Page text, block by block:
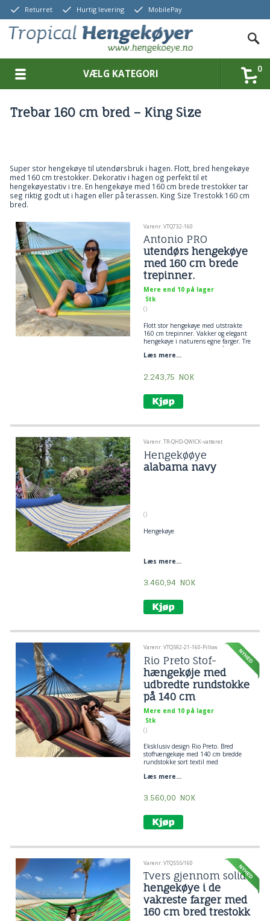
Returret Hurtig levering MobilePay
0
VÆLG KATEGORI
Trebar 160 cm bred – King Size
Super stor hengekøye til utendørsbruk i hagen. Flott, bred hengekøye
med 160 cm trestokker. Dekorativ i hagen og perfekt til et
hengekøyestativ i tre. En hengekøye med 160 cm brede trestokker tar
seg riktig godt ut i hagen eller på terassen. King Size Trestokk 160 cm
bred.
Varenr. VTQ732-160
Antonio PRO
utendørs hengekøye
med 160 cm brede
trepinner.
Mere end 10 på lager
Stk
()
Flott stor hengekøye med utstrakte
160 cm trepinner. Vakker og elegant
hengekøye i naturens egne farger. Tre
eucalypsos treet med bred på 160 cm.
Hengekøye stoff er egnet for utendørs
Læs mere...
2.243,75 NOK
Varenr. TR-QHD-QWICK-vatteret
Hengekøøye
alabama navy
()
Hengekøye
Læs mere...
3.460,94 NOK
Varenr. VTQ592-21-160-Pillow
Rio Preto Stof-
hængekøje med
udbredte rundstokke
på 140 cm
Mere end 10 på lager
Stk
()
Eksklusiv design Rio Preto. Bred
stofhængekøje med 140 cm bredde
rundstokke sort textil med
Stof 165 x 230 cm med totallængde
Læs mere...
3.560,00 NOK
Varenr. VTQ555/160
Tvers gjennom solid
hengekøye i de
vakreste farger med
160 cm bred trestokk